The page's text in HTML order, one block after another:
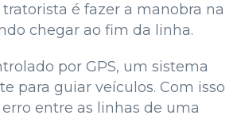
é fazer a manobra na
chegar ao fim da linha.
por GPS, um sistema
para guiar veículos. Com isso
entre as linhas de uma